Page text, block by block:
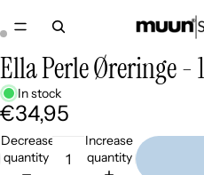
Ella Perle Øreringe -
In stock
€34,95
Decrease
quantity
Increase
quantity